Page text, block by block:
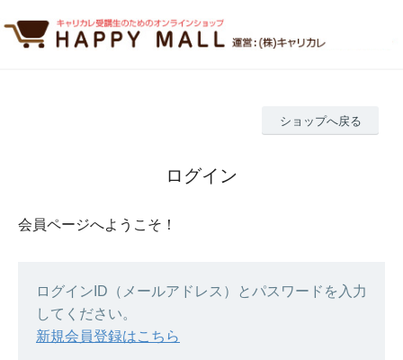
ショップへ戻る
ログイン
会員ページへようこそ！
ログインID（メールアドレス）とパスワードを入力
してください。
新規会員登録はこちら